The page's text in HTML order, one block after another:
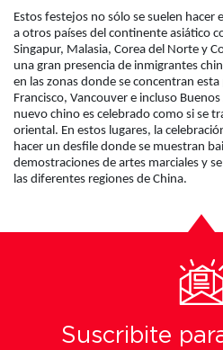
Estos festejos no sólo se suelen hacer
a otros países del continente asiático
Singapur, Malasia, Corea del Norte y
una gran presencia de inmigrantes
en las zonas donde se concentran
Francisco, Vancouver e incluso
nuevo chino es celebrado como si se
oriental. En estos lugares, la
hacer un desfile donde se muestran
demostraciones de artes marciales y
las diferentes regiones de China.
Suscribite